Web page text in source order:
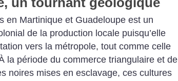
en Martinique et Guadeloupe est un
de la production locale puisqu’elle
vers la métropole, tout comme celle
la période du commerce triangulaire et de
noires mises en esclavage, ces cultures